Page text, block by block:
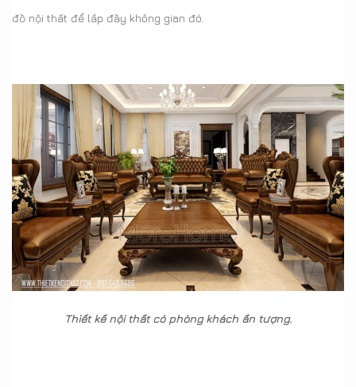
đồ nội thất để lấp đầy không gian đó.
Thiết kế nội thất có phòng khách ấn tượng.